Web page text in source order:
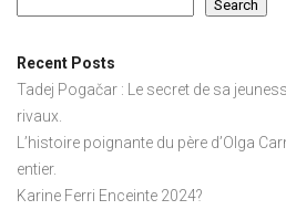
Search
Recent Posts
Tadej Pogačar : Le secret de sa
rivaux.
L’histoire poignante du père d’Olga
entier.
Karine Ferri Enceinte 2024?